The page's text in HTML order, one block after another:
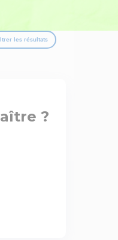
les résultats
?